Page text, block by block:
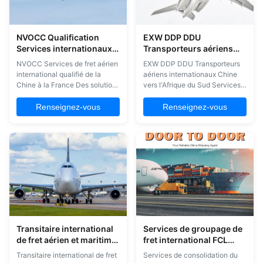
NVOCC Qualification
Services internationaux
de fret aérien de la Chine
à la France DDP DDU
NVOCC Services de fret aérien
international qualifié de la
Chine à la France Des solutions
international DDP et DDU avec
une qualification NVOCC
de Chine vers la France.
Pourquoi choisir nos services
de fret aérien Assistance à la
clientèle en ...
Renseignez-vous
EXW DDP DDU
Transporteurs aériens
internationaux Chine
vers l'Afrique du Sud
EXW DDP DDU Transporteurs
aériens internationaux Chine
vers l'Afrique du Sud Services
fret aérien international de la
Chine vers l'Afrique du Sud,
d'expédition EXW, DDP et DDU
avec des solutions logistiques
complètes. Exigences en
matière de devis ...
Renseignez-vous
Transitaire international
de fret aérien et maritime
Chine vers Pays-Bas
Transitaire international de fret
Services de groupage de
fret international FCL
LCL, transitaires de
Services de consolidation du